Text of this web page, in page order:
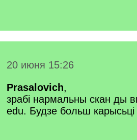
20 июня 15:26
Prasalovich,
зрабі нармальны скан ды
edu. Будзе больш карысьці